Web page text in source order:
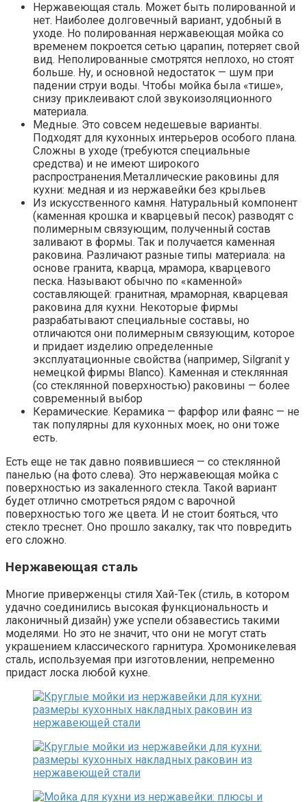
Нержавеющая сталь. Может быть полированной и
нет. Наиболее долговечный вариант, удобный в
уходе. Но полированная нержавеющая мойка со
временем покроется сетью царапин, потеряет свой
вид. Неполированные смотрятся неплохо, но стоят
больше. Ну, и основной недостаток — шум при
падении струи воды. Чтобы мойка была «тише»,
снизу приклеивают слой звукоизоляционного
материала.
Медные. Это совсем недешевые варианты.
Подходят для кухонных интерьеров особого плана.
Сложны в уходе (требуются специальные
средства) и не имеют широкого
распространения.Металлические раковины для
кухни: медная и из нержавейки без крыльев
Из искусственного камня. Натуральный компонент
(каменная крошка и кварцевый песок) разводят с
полимерным связующим, полученный состав
заливают в формы. Так и получается каменная
раковина. Различают разные типы материала: на
основе гранита, кварца, мрамора, кварцевого
песка. Называют обычно по «каменной»
составляющей: гранитная, мраморная, кварцевая
раковина для кухни. Некоторые фирмы
разрабатывают специальные составы, но
отличаются они полимерным связующим, которое
и придает изделию определенные
эксплуатационные свойства (например, Silgranit у
немецкой фирмы Blanco). Каменная и стеклянная
(со стеклянной поверхностью) раковины — более
современный выбор
Керамические. Керамика — фарфор или фаянс — не
так популярны для кухонных моек, но они тоже
есть.
Есть еще не так давно появившиеся — со стеклянной
панелью (на фото слева). Это нержавеющая мойка с
поверхностью из закаленного стекла. Такой вариант
будет отлично смотреться рядом с варочной
поверхностью того же цвета. И не стоит бояться, что
стекло треснет. Оно прошло закалку, так что повредить
его сложно.
Нержавеющая сталь
Многие приверженцы стиля Хай-Тек (стиль, в котором
удачно соединились высокая функциональность и
лаконичный дизайн) уже успели обзавестись такими
моделями. Но это не значит, что они не могут стать
украшением классического гарнитура. Хромоникелевая
сталь, используемая при изготовлении, непременно
придаст лоска любой кухне.